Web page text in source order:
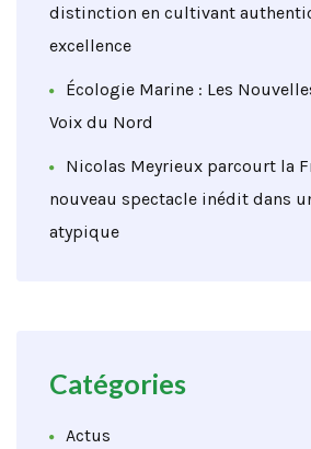
distinction en cultivant
excellence
Écologie Marine : Les
Voix du Nord
Nicolas Meyrieux parcourt la
nouveau spectacle inédit dans
atypique
Catégories
Actus